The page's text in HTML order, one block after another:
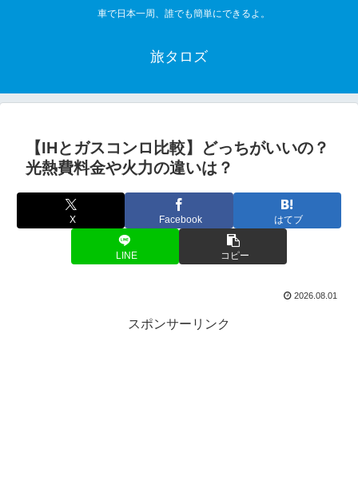
車で日本一周、誰でも簡単にできるよ。
旅タロズ
【IHとガスコンロ比較】どっちがいいの？
光熱費料金や火力の違いは？
X Facebook はてブ
LINE コピー
2026.08.01
スポンサーリンク